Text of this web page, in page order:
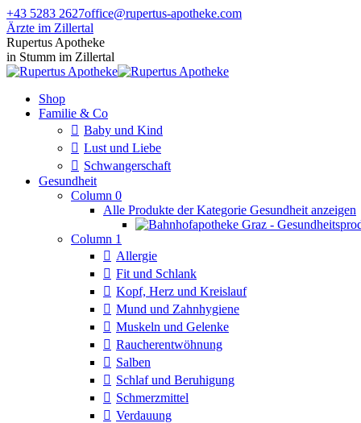
Zum
Inhalt
springen
+43 5283 2627office@rupertus-apotheke.com
Ärzte im Zillertal
Facebook
page
opens
new
window
Instagram
page
opens
new
window
Rupertus Apotheke
in Stumm im Zillertal
Shop
Familie & Co
Baby und Kind
Lust und Liebe
Schwangerschaft
Gesundheit
Column 0
Alle Produkte der Kategorie Gesundheit anzeigen
Column 1
Allergie
Fit und Schlank
Kopf, Herz und Kreislauf
Mund und Zahnhygiene
Muskeln und Gelenke
Raucherentwöhnung
Salben
Schlaf und Beruhigung
Schmerzmittel
Verdauung